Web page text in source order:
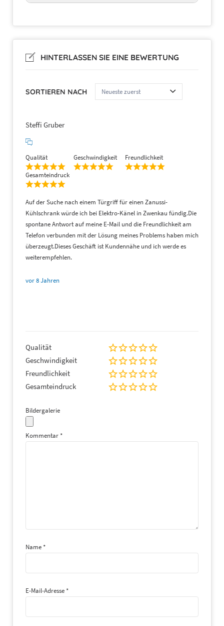
HINTERLASSEN SIE EINE BEWERTUNG
SORTIEREN NACH
Steffi Gruber
Qualität Geschwindigkeit Freundlichkeit
Gesamteindruck
Auf der Suche nach einem Türgriff für einen Zanussi-
Kühlschrank würde ich bei Elektro-Känel in Zwenkau fündig.Die
spontane Antwort auf meine E-Mail und die Freundlichkeit am
Telefon verbunden mit der Lösung meines Problems haben mich
überzeugt.Dieses Geschäft ist Kundennähe und ich werde es
weiterempfehlen.
vor 8 Jahren
Qualität
Geschwindigkeit
Freundlichkeit
Gesamteindruck
Bildergalerie
Kommentar *
Name *
E-Mail-Adresse *